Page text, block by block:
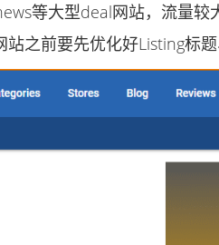
等大型deal网站，流量较
之前要先优化好Listing标题